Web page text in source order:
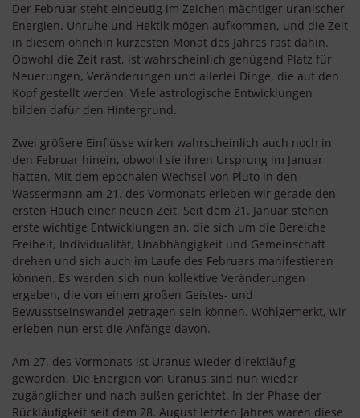
Der Februar steht eindeutig im Zeichen mächtiger uranischer
Energien. Unruhe und Hektik mögen aufkommen, und die Zeit
in diesem ohnehin kürzesten Monat des Jahres rast dahin.
Obwohl die Zeit rast, ist wahrscheinlich genügend Platz für
Neuerungen, Veränderungen und allerlei Dinge, die auf den
Kopf gestellt werden. Viele astrologische Entwicklungen
bilden dafür den Hintergrund.
Zwei größere Einflüsse wirken wahrscheinlich auch noch in
den Februar hinein, obwohl sie ihren Ursprung im Januar
hatten. Mit dem epochalen Wechsel von Pluto in den
Wassermann am 21. des Vormonats erleben wir gerade den
ersten Hauch einer neuen Zeit. Seit dem 21. Januar stehen
erste wichtige Entwicklungen an, die sich um die Bereiche
Freiheit, Individualität, Unabhängigkeit und Gemeinschaft
drehen und sich auch im Laufe des Februars manifestieren
können. Es werden sich nun kollektive Veränderungen
ergeben, die von einem großen Geistes- und
Bewusstseinswandel getragen sein können. Wohlgemerkt, wir
erleben nun erst die Anfänge davon.
Am 27. des Vormonats ist Uranus wieder direktläufig
geworden. Die Energien von Uranus sind nun wieder
zugänglicher und nach außen gerichtet. In der Phase der
Rückläufigkeit seit dem 28. August letzten Jahres waren diese